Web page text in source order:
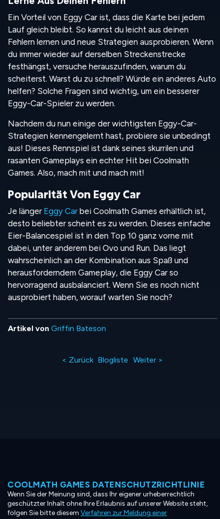
Ein Vorteil von Eggy Car ist, dass die Karte bei jedem
Lauf gleich bleibt. So kannst du leicht aus deinen
Fehlern lernen und neue Strategien ausprobieren. Wenn
du immer wieder auf derselben Streckenstrecke
festhängst, versuche herauszufinden, warum du
scheiterst. Warst du zu schnell? Würde ein anderes Auto
helfen? Solche Fragen sind wichtig, um ein besserer
Eggy-Car-Spieler zu werden.
Nachdem du nun einige der wichtigsten Eggy-Car-
Strategien kennengelernt hast, probiere sie unbedingt
aus! Dieses Rennspiel ist dank seines skurrilen und
rasanten Gameplays ein echter Hit bei Coolmath
Games. Also, mach mit und mach mit!
Popularität Von Eggy Car
Je länger Eggy Car bei Coolmath Games erhältlich ist,
desto beliebter scheint es zu werden. Dieses einfache
Eier-Balancespiel ist in den Top 10 ganz vorne mit
dabei, unter anderem bei Ovo und Run. Das liegt
wahrscheinlich an der Kombination aus Spaß und
herausforderndem Gameplay, die Eggy Car so
hervorragend ausbalanciert. Wenn Sie es noch nicht
ausprobiert haben, worauf warten Sie noch?
Artikel von Griffin Bateson
< Zurück Blogliste Weiter >
COOLMATH GAMES DATENSCHUTZRICHTLINIE
Wenn Sie der Meinung sind, dass Ihr eigener urheberrechtlich
geschützter Inhalt ohne Ihre Erlaubnis auf unserer Website steht,
folgen Sie bitte diesem Verfahren zur Meldung einer